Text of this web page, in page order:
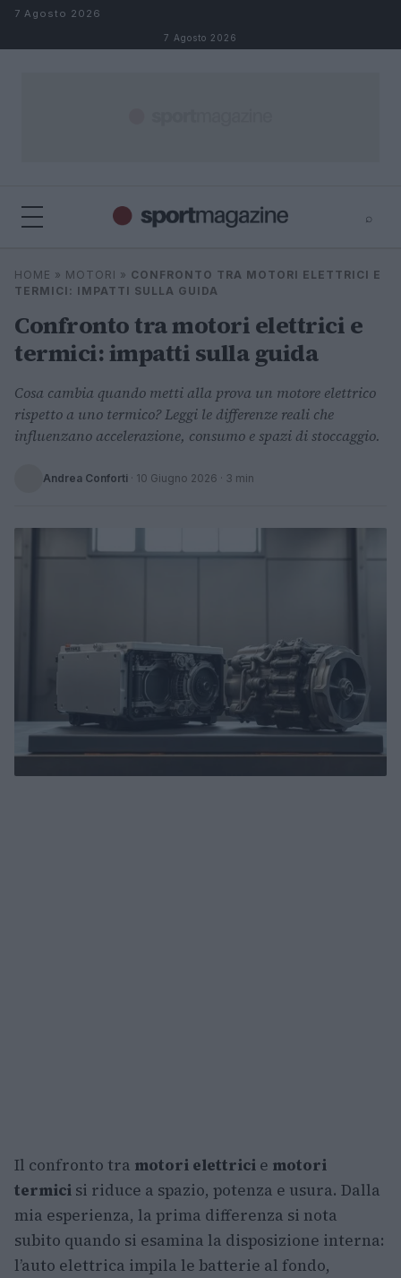
Salta al contenuto
7 Agosto 2026
7 Agosto 2026
⌕
Cerca
⌕ ×
HOME » MOTORI » CONFRONTO TRA MOTORI ELETTRICI E
TERMICI: IMPATTI SULLA GUIDA
Confronto tra motori elettrici e
termici: impatti sulla guida
Cosa cambia quando metti alla prova un motore elettrico
rispetto a uno termico? Leggi le differenze reali che
influenzano accelerazione, consumo e spazi di stoccaggio.
Andrea Conforti · 10 Giugno 2026 · 3 min
Il confronto tra motori elettrici e motori
termici si riduce a spazio, potenza e usura. Dalla
mia esperienza, la prima differenza si nota
subito quando si esamina la disposizione interna:
l’auto elettrica impila le batterie al fondo,